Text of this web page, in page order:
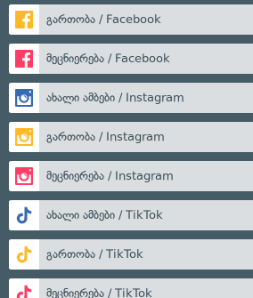
გართობა / Facebook
მეცნიერება / Facebook
ახალი ამბები / Instagram
გართობა / Instagram
მეცნიერება / Instagram
ახალი ამბები / TikTok
გართობა / TikTok
მეცნიერება / TikTok